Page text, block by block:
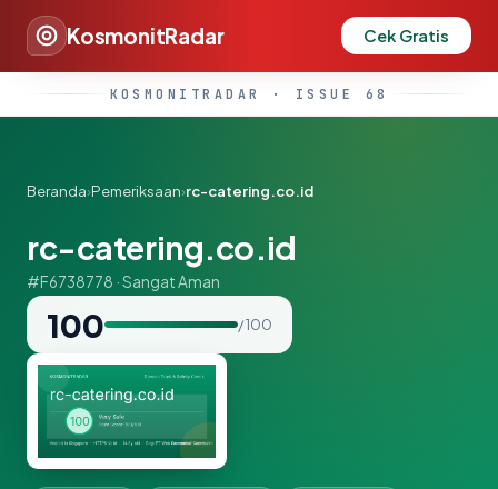
KosmonitRadar Cek Gratis
KOSMONITRADAR · ISSUE 68
Beranda›Pemeriksaan›rc-catering.co.id
rc-catering.co.id
#F6738778 · Sangat Aman
100 / 100